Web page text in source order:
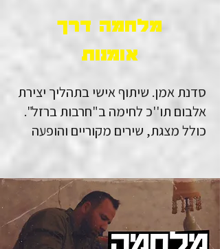
מלחמה דרך
אומנות
סדנת אמן. שיתוף אישי בתהליך יצירת
אלבום תו''כ לחימה ב"חרבות ברזל".
כולל מצגת, שירים מקוריים והופעה